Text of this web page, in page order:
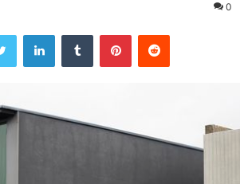
0
Twitter LinkedInTumblr PinterestReddit